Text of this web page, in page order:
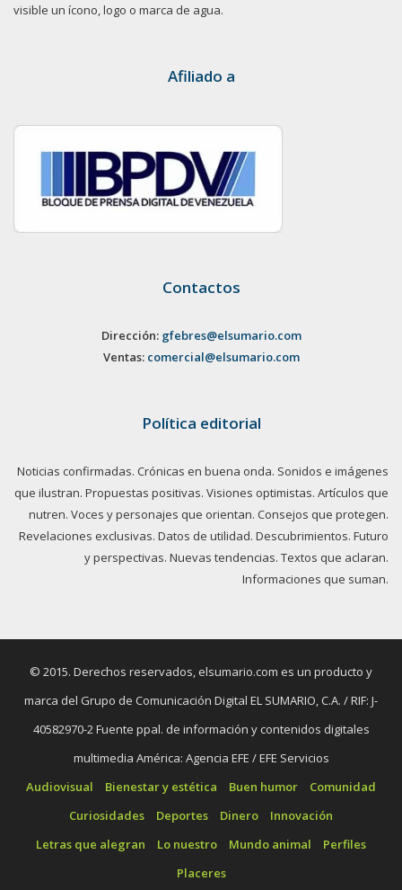
visible un ícono, logo o marca de agua.
Afiliado a
Contactos
Dirección: gfebres@elsumario.com
Ventas: comercial@elsumario.com
Política editorial
Noticias confirmadas. Crónicas en buena onda. Sonidos e imágenes
que ilustran. Propuestas positivas. Visiones optimistas. Artículos que
nutren. Voces y personajes que orientan. Consejos que protegen.
Revelaciones exclusivas. Datos de utilidad. Descubrimientos. Futuro
y perspectivas. Nuevas tendencias. Textos que aclaran.
Informaciones que suman.
© 2015. Derechos reservados, elsumario.com es un producto y
marca del Grupo de Comunicación Digital EL SUMARIO, C.A. / RIF: J-
40582970-2 Fuente ppal. de información y contenidos digitales
multimedia América: Agencia EFE / EFE Servicios
Audiovisual
Bienestar y estética Buen humor
Comunidad
Curiosidades
Deportes Dinero
Innovación
Letras que alegran
Lo nuestro Mundo animal
Perfiles
Placeres